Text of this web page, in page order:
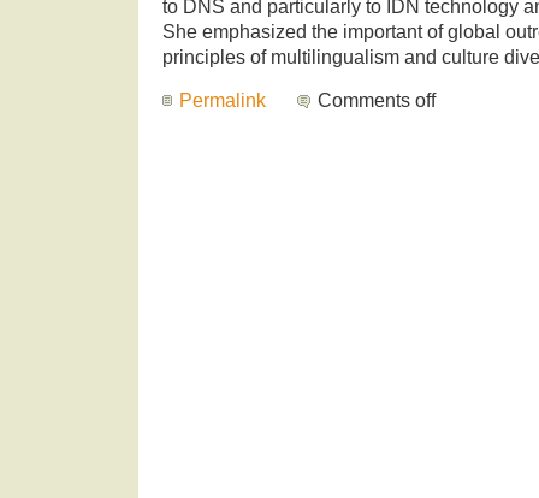
to DNS and particularly to IDN technology
She emphasized the important of global
principles of multilingualism and culture
Permalink Comments off